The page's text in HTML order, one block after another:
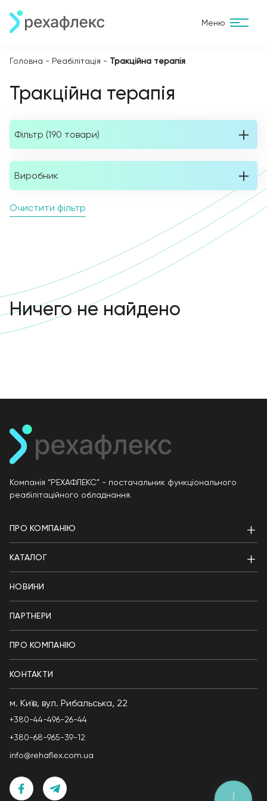
Меню
Головна - Реабілітація - Тракційна терапія
Тракційна терапія
Фільтр (190 товари)
Виробник
Очистити фільтр
Ничего не найдено
Компанія “РЕХАФЛЕКС” - постачальник функціонального
реабілітаційного обладнання.
ПРО КОМПАНІЮ
КАТАЛОГ
НОВИНИ
ПАРТНЕРИ
ПРО КОМПАНІЮ
КОНТАКТИ
м. Київ, вул. Рибальська, 22
+380-44-496-26-44
+380-68-965-39-12
info@rehaflex.com.ua
КНОПКА